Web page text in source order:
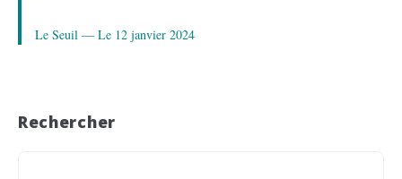
Le Seuil — Le 12 janvier 2024
Rechercher